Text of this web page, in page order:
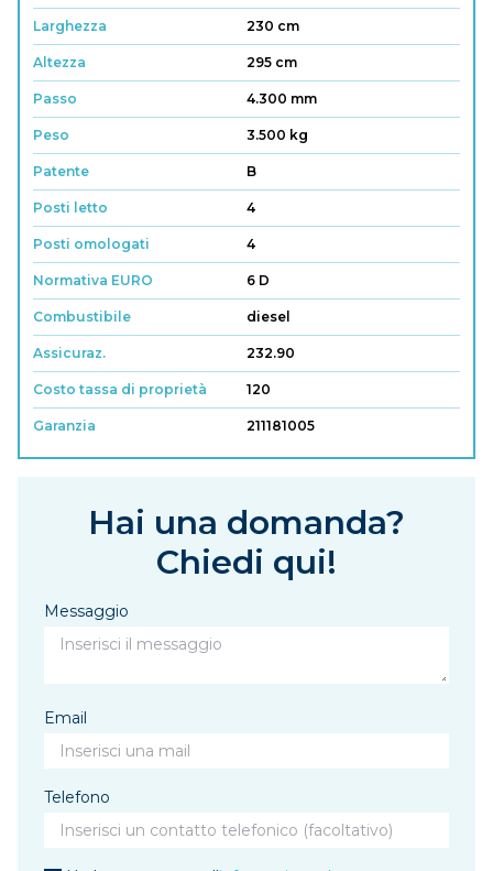
Larghezza 230 cm
Altezza 295 cm
Passo 4.300 mm
Peso 3.500 kg
Patente B
Posti letto 4
Posti omologati 4
Normativa EURO 6 D
Combustibile diesel
Assicuraz. 232.90
Costo tassa di proprietà 120
Garanzia 211181005
Hai una domanda?
Chiedi qui!
Messaggio
Email
Telefono